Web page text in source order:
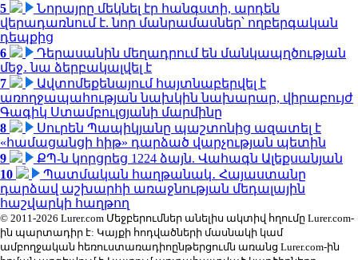
5
Նորայրը մեկնել էր հանգստի, արդեն
վերադառնում է. նոր մանրամասներ՝ ողբերգական
դեպքից
6
Դերասանին մեղադրում են մանկապղծության
մեջ․ նա ձերբակալվել է
7
Ավտոմեքենայում հայտնաբերվել է
առողջապահության նախկին նախարար, վիրաբույժ
Գագիկ Ստամբուլցյանի մարմինը
8
Սուրեն Պապիկյանը պաշտոնից ազատել է
«համացանցի հիթ» դարձած վարչության պետին
9
ՔՊ-ն կորցրեց 1224 ձայն. Վահագն Ալեքսանյան
10
Պատմական հաղթանակ․ Հայաստանը
դարձավ աշխարհի առաջնության մեդալային
հաշվարկի հաղթող
© 2011-2026 Lurer.com Մեջբերումներ անելիս ակտիվ հղումը Lurer.com-
ին պարտադիր է: Կայքի հոդվածների մասնակի կամ
ամբողջական հեռուստառադիոընթերցումն առանց Lurer.com-ին